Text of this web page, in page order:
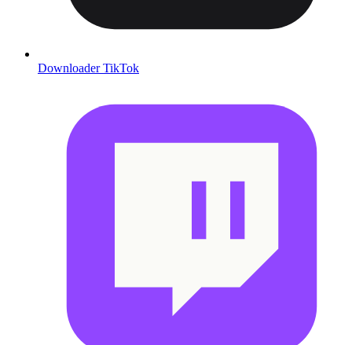
Downloader TikTok